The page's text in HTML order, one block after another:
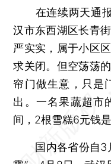
在连续两天通报
汉市东西湖区长青
严实实，属于小区
求关闭。但空荡荡
帘门做生意，只是
出。一名果蔬超市
间，2根雪糕6元钱
国内各省份自3